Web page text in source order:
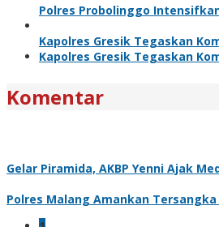
Polres Probolinggo
Kapolres Gresik Tegaskan
Kapolres Gresik Tegaskan
Komentar
Gelar Piramida, AKBP Yenni Ajak
Polres Malang Amankan Tersangka